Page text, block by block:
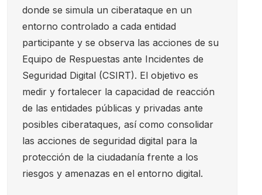
donde se simula un ciberataque en un
entorno controlado a cada entidad
participante y se observa las acciones de su
Equipo de Respuestas ante Incidentes de
Seguridad Digital (CSIRT). El objetivo es
medir y fortalecer la capacidad de reacción
de las entidades públicas y privadas ante
posibles ciberataques, así como consolidar
las acciones de seguridad digital para la
protección de la ciudadanía frente a los
riesgos y amenazas en el entorno digital.